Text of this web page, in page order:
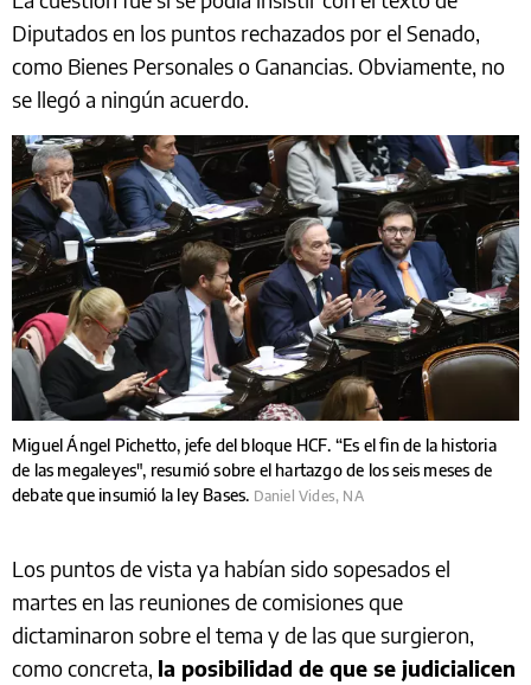
Diputados en los puntos rechazados por el Senado,
como Bienes Personales o Ganancias. Obviamente, no
se llegó a ningún acuerdo.
Miguel Ángel Pichetto, jefe del bloque HCF. “Es el fin de la historia
de las megaleyes", resumió sobre el hartazgo de los seis meses de
debate que insumió la ley Bases. Daniel Vides, NA
Los puntos de vista ya habían sido sopesados el
martes en las reuniones de comisiones que
dictaminaron sobre el tema y de las que surgieron,
como concreta, la posibilidad de que se judicialicen